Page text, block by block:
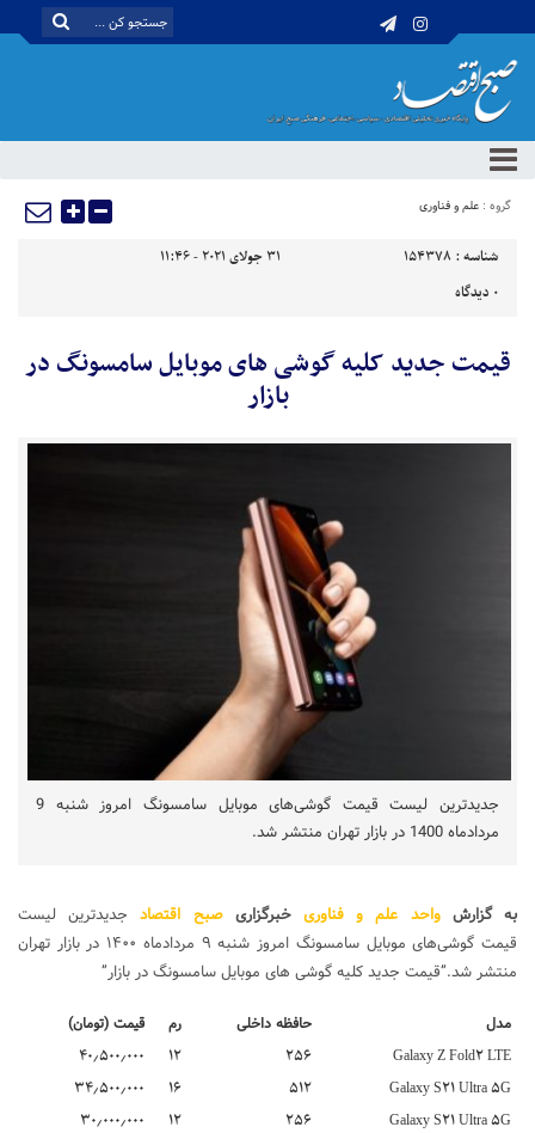
گروه : علم و فناوری
شناسه : 154378
31 جولای 2021 - 11:46
0 دیدگاه
قیمت جدید کلیه گوشی های موبایل سامسونگ در
بازار
جدیدترین لیست قیمت گوشی‌های موبایل سامسونگ امروز شنبه 9
مردادماه 1400 در بازار تهران منتشر شد.
به گزارشواحد علم و فناوری خبرگزاریصبح اقتصادجدیدترین لیست
قیمت گوشی‌های موبایل سامسونگ امروز شنبه ۹ مردادماه ۱۴۰۰ در بازار تهران
منتشر شد.”قیمت جدید کلیه گوشی های موبایل سامسونگ در بازار”
مدل حافظه داخلی رم قیمت (تومان)
Galaxy Z Fold2 LTE ۲۵۶ ۱۲
۴۰٫۵۰۰٫۰۰۰
Galaxy S21 Ultra 5G
۵۱۲ ۱۶
۳۴٫۵۰۰٫۰۰۰
Galaxy S21 Ultra 5G
۲۵۶ ۱۲
۳۰٫۰۰۰٫۰۰۰